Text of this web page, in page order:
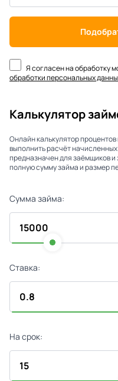
Я согласен на обработку
обработки персональных
Калькулятор
Онлайн калькулятор
выполнить расчёт
предназначен для заёмщиков
полную сумму займа и размер
Сумма займа:
Ставка:
На срок: